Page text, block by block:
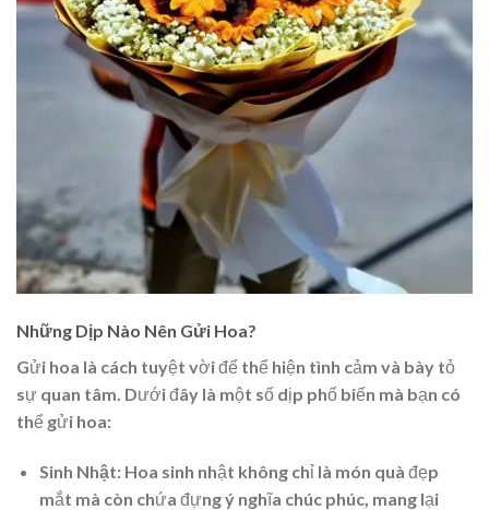
Những Dịp Nào Nên Gửi Hoa?
Gửi hoa là cách tuyệt vời để thể hiện tình cảm và bày tỏ
sự quan tâm. Dưới đây là một số dịp phổ biến mà bạn có
thể gửi hoa:
Sinh Nhật: Hoa sinh nhật không chỉ là món quà đẹp
mắt mà còn chứa đựng ý nghĩa chúc phúc, mang lại